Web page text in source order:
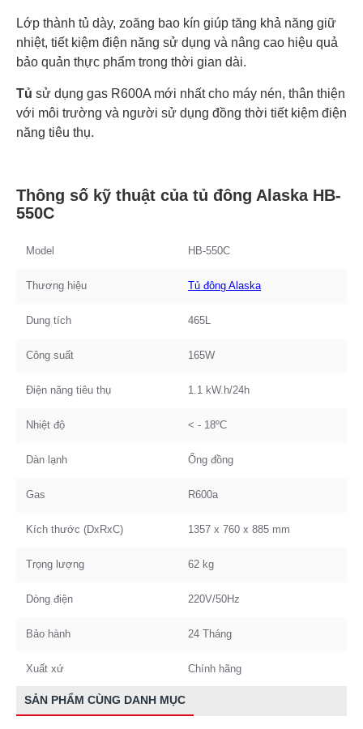
Lớp thành tủ dày, zoăng bao kín giúp tăng khả năng giữ
nhiệt, tiết kiệm điện năng sử dụng và nâng cao hiệu quả
bảo quản thực phẩm trong thời gian dài.
Tủ sử dụng gas R600A mới nhất cho máy nén, thân thiện
với môi trường và người sử dụng đồng thời tiết kiệm điện
năng tiêu thụ.
Thông số kỹ thuật của tủ đông Alaska HB-
550C
Model HB-550C
Thương hiệu Tủ đông Alaska
Dung tích 465L
Công suất 165W
Điện năng tiêu thụ 1.1 kW.h/24h
Nhiệt độ < - 18ºC
Dàn lạnh Ống đồng
Gas R600a
Kích thước (DxRxC) 1357 x 760 x 885 mm
Trọng lượng 62 kg
Dòng điện 220V/50Hz
Bảo hành 24 Tháng
Xuất xứ Chính hãng
SẢN PHẨM CÙNG DANH MỤC